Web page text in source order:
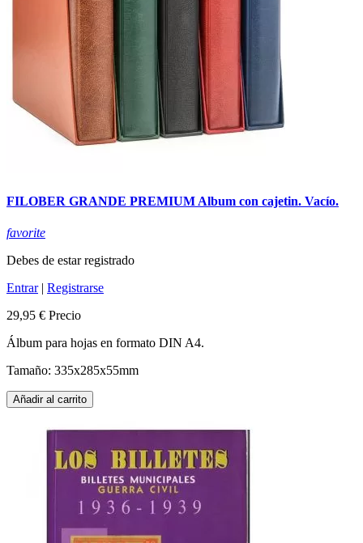
FILOBER GRANDE PREMIUM Album con cajetin. Vacío.
favorite
Debes de estar registrado
Entrar| Registrarse
29,95 € Precio
Álbum para hojas en formato DIN A4.
Tamaño: 335x285x55mm
Añadir al carrito